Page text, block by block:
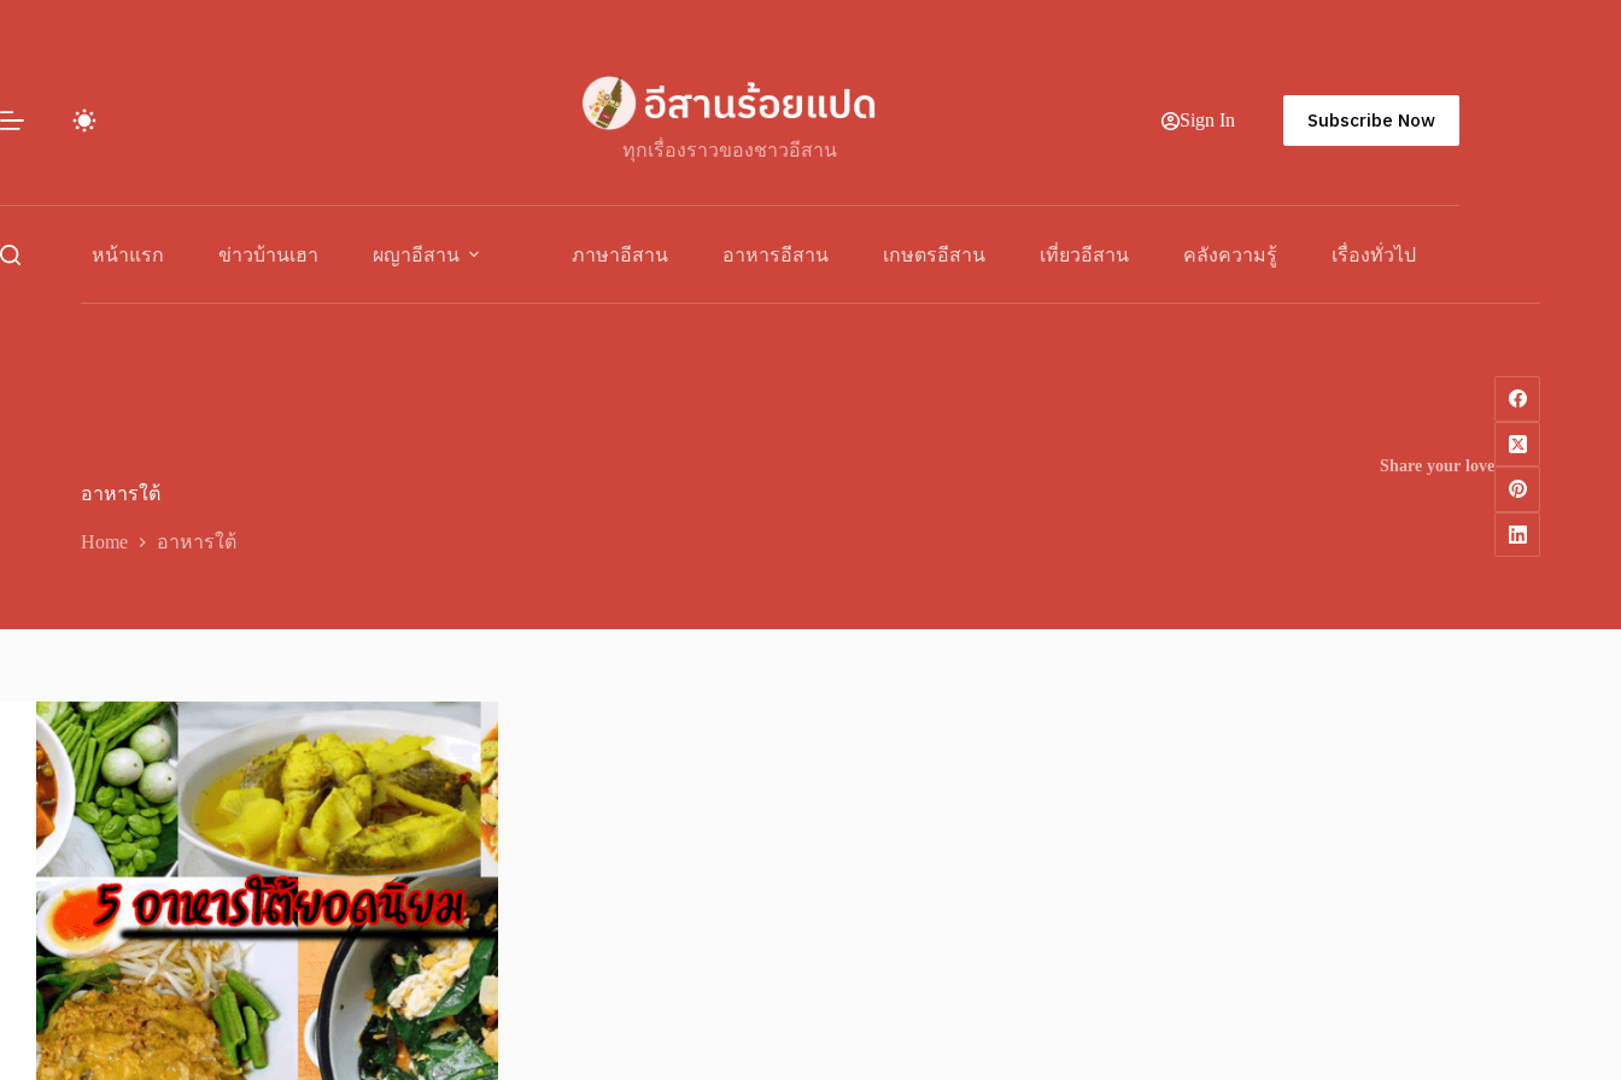
ทุกเรื่องราวของชาวอีสาน
Sign In Subscribe Now
หน้าแรก ข่าวบ้านเฮา ผญาอีสาน ภาษาอีสาน อาหารอีสาน เกษตรอีสาน เที่ยวอีสาน คลังความรู้ เรื่องทั่วไป
อาหารใต้
Home อาหารใต้
Share your love